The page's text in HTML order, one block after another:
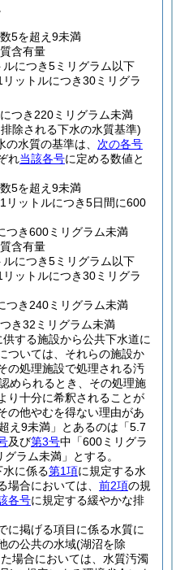
5を超え9未満
含有量
につき5ミリグラム以下
ットルにつき30ミリグラ
つき220ミリグラム未満
除される下水の水質基準)
水質の基準は、 次の各号
れ当該各号に定める数値と
5を超え9未満
ットルにつき5日間に600
き600ミリグラム未満
含有量
につき5ミリグラム以下
ットルにつき30ミリグラ
き240ミリグラム未満
き32ミリグラム未満
する施設から公共下水道に
ついては、それらの施設か
の処理施設で処理される汚
められるとき、その処理施
り十分に希釈されることが
の他やむを得ない理由があ
え9未満」とあるのは「5.7
及び第3号中「600ミリグラ
ラム未満」とする。
に係る第1項に規定する水
場合においては、 前2項の規
各号に規定する緩やかな排
に掲げる項目に係る水質に
の公共の水域(湖沼を除
場合においては、水質汚濁